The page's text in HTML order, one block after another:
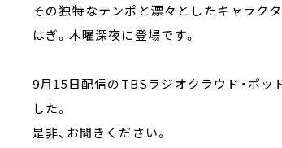
その独特なテンポと漂々としたキャラク
はぎ。木曜深夜に登場です。
9月15日配信のTBSラジオクラウド・ポッ
した。
是非、お聞きください。